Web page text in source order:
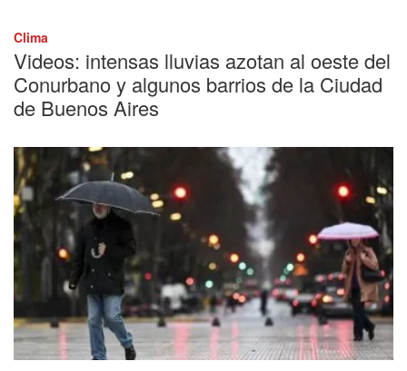
Clima
Videos: intensas lluvias azotan al oeste del
Conurbano y algunos barrios de la Ciudad
de Buenos Aires